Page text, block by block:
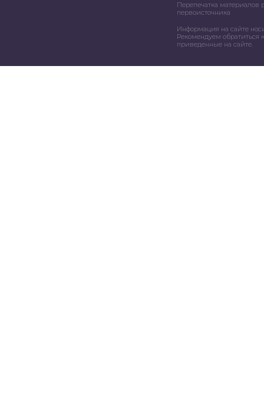
Перепечатка материалов
первоисточника
Информация на сайте
Рекомендуем обратиться
приведенные на сайте.